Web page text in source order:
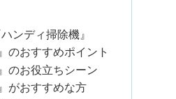
ンディ掃除機』
のおすすめポイント
のお役立ちシーン
がおすすめな方